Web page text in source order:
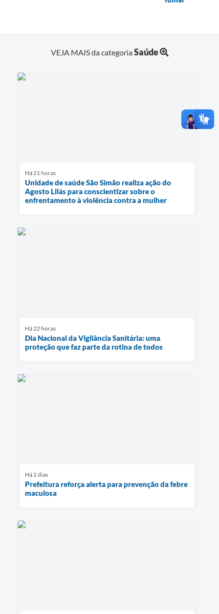
VEJA MAIS da categoriaSaúde
Há 21 horas
Unidade de saúde São Simão realiza ação do
Agosto Lilás para conscientizar sobre o
enfrentamento à violência contra a mulher
Há 22 horas
Dia Nacional da Vigilância Sanitária: uma
proteção que faz parte da rotina de todos
Há 2 dias
Prefeitura reforça alerta para prevenção da febre
maculosa